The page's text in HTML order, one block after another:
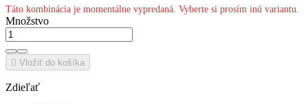
Táto kombinácia je momentálne vypredaná. Vyberte si prosím inú variantu.
Množstvo
 Vložiť do košíka
Zdieľať